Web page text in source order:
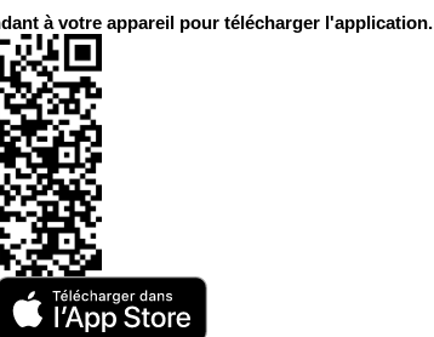
à votre appareil pour télécharger l'application.